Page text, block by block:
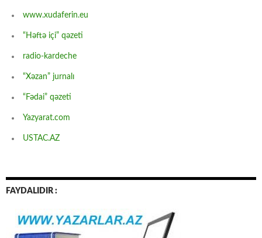
www.xudaferin.eu
“Həftə içi” qəzeti
radio-kardeche
“Xəzan” jurnalı
“Fədai” qəzeti
Yazyarat.com
USTAC.AZ
FAYDALIDIR :